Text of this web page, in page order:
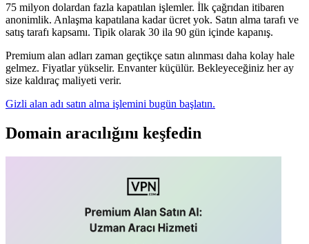
75 milyon dolardan fazla kapatılan işlemler. İlk çağrıdan itibaren
anonimlik. Anlaşma kapatılana kadar ücret yok. Satın alma tarafı ve
satış tarafı kapsamı. Tipik olarak 30 ila 90 gün içinde kapanış.
Premium alan adları zaman geçtikçe satın alınması daha kolay hale
gelmez. Fiyatlar yükselir. Envanter küçülür. Bekleyeceğiniz her ay
size kaldıraç maliyeti verir.
Gizli alan adı satın alma işlemini bugün başlatın.
Domain aracılığını keşfedin